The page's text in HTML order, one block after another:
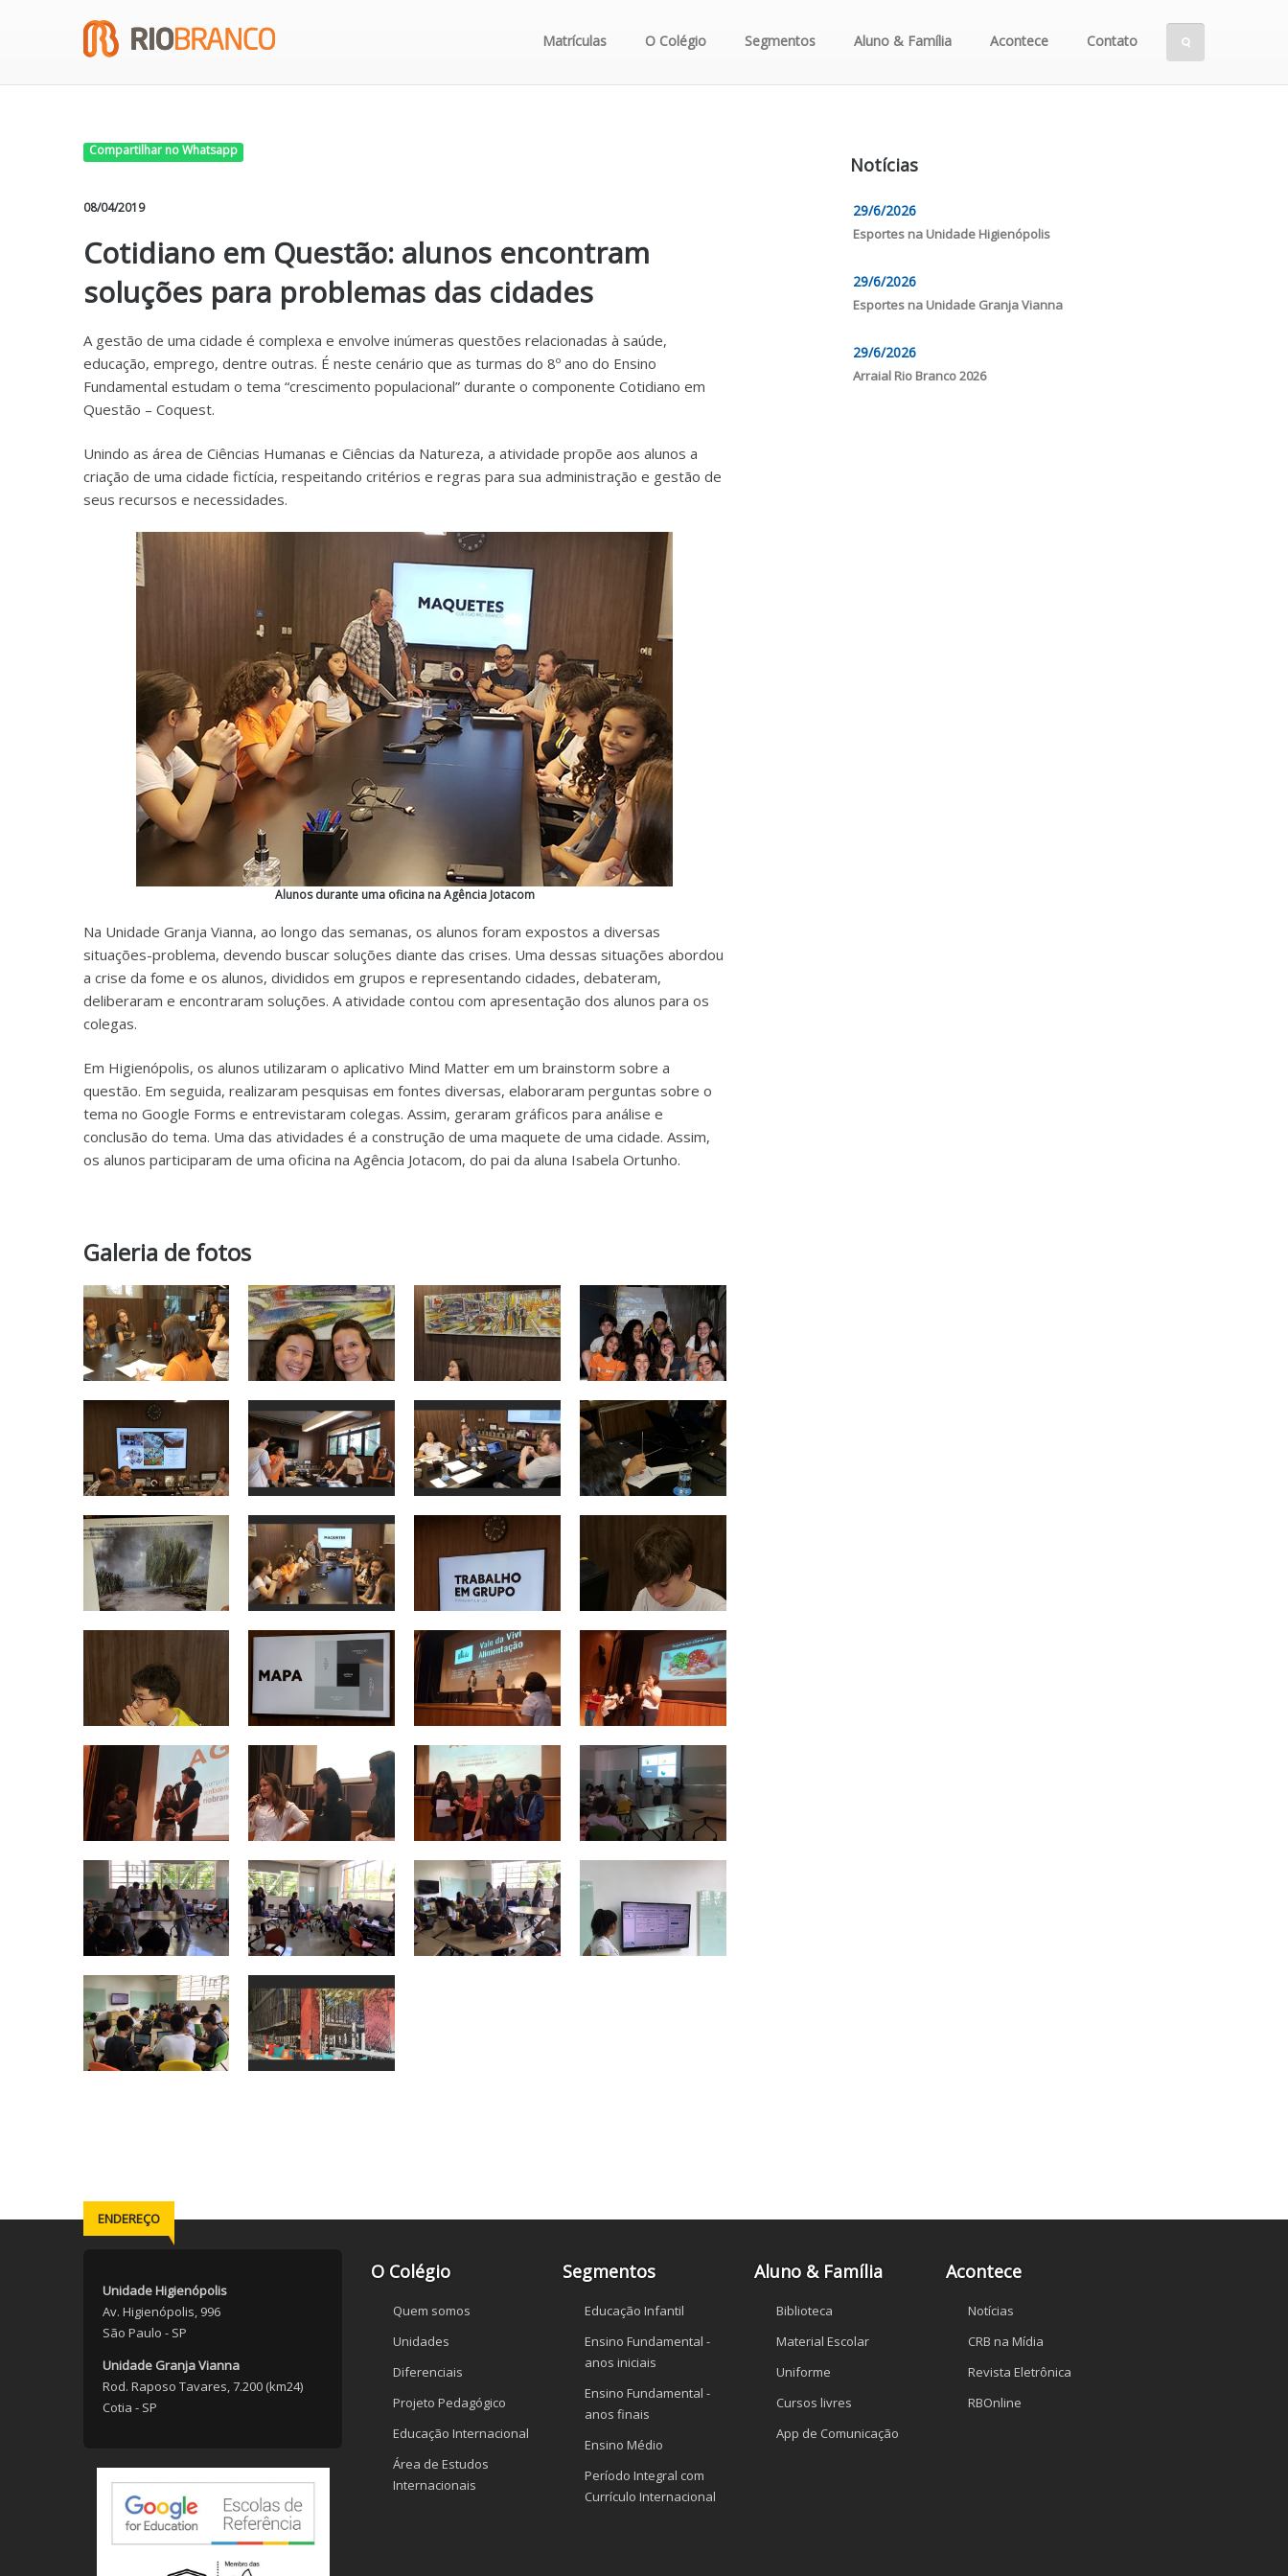
Matrículas O Colégio Segmentos Aluno & Família Acontece Contato
Compartilhar no Whatsapp
08/04/2019
Cotidiano em Questão: alunos encontram
soluções para problemas das cidades
A gestão de uma cidade é complexa e envolve inúmeras questões relacionadas à saúde,
educação, emprego, dentre outras. É neste cenário que as turmas do 8º ano do Ensino
Fundamental estudam o tema “crescimento populacional” durante o componente Cotidiano em
Questão – Coquest.
Unindo as área de Ciências Humanas e Ciências da Natureza, a atividade propõe aos alunos a
criação de uma cidade fictícia, respeitando critérios e regras para sua administração e gestão de
seus recursos e necessidades.
Alunos durante uma oficina na Agência Jotacom
Na Unidade Granja Vianna, ao longo das semanas, os alunos foram expostos a diversas
situações-problema, devendo buscar soluções diante das crises. Uma dessas situações abordou
a crise da fome e os alunos, divididos em grupos e representando cidades, debateram,
deliberaram e encontraram soluções. A atividade contou com apresentação dos alunos para os
colegas.
Em Higienópolis, os alunos utilizaram o aplicativo Mind Matter em um brainstorm sobre a
questão. Em seguida, realizaram pesquisas em fontes diversas, elaboraram perguntas sobre o
tema no Google Forms e entrevistaram colegas. Assim, geraram gráficos para análise e
conclusão do tema. Uma das atividades é a construção de uma maquete de uma cidade. Assim,
os alunos participaram de uma oficina na Agência Jotacom, do pai da aluna Isabela Ortunho.
Galeria de fotos
Notícias
29/6/2026
Esportes na Unidade Higienópolis
29/6/2026
Esportes na Unidade Granja Vianna
29/6/2026
Arraial Rio Branco 2026
ENDEREÇO
Unidade Higienópolis
Av. Higienópolis, 996
São Paulo - SP
Unidade Granja Vianna
Rod. Raposo Tavares, 7.200 (km24)
Cotia - SP
O Colégio
Quem somos
Unidades
Diferenciais
Projeto Pedagógico
Educação Internacional
Área de Estudos
Internacionais
Segmentos
Educação Infantil
Ensino Fundamental -
anos iniciais
Ensino Fundamental -
anos finais
Ensino Médio
Período Integral com
Currículo Internacional
Aluno & Família
Biblioteca
Material Escolar
Uniforme
Cursos livres
App de Comunicação
Acontece
Notícias
CRB na Mídia
Revista Eletrônica
RBOnline